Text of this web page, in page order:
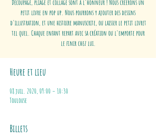
Découpage, pliage et collage sont à l'honneur ! Nous créerons un
petit livre en pop up. Nous pourrons y ajouter des dessins
d'illustration, et une histoire manuscrite, ou laisser le petit livret
tel quel. Chaque enfant repart avec sa création ou l'emporte pour
le finir chez lui.
Heure et lieu
08 juil. 2020, 09:00 – 10:30
Toulouse
Billets